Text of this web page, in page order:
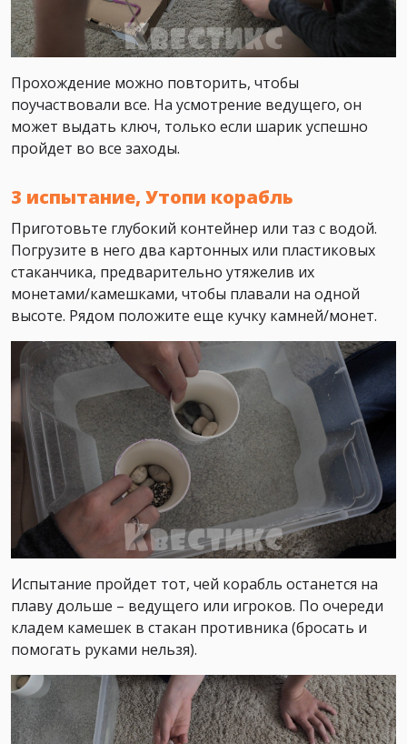
Прохождение можно повторить, чтобы
поучаствовали все. На усмотрение ведущего, он
может выдать ключ, только если шарик успешно
пройдет во все заходы.
3 испытание, Утопи корабль
Приготовьте глубокий контейнер или таз с водой.
Погрузите в него два картонных или пластиковых
стаканчика, предварительно утяжелив их
монетами/камешками, чтобы плавали на одной
высоте. Рядом положите еще кучку камней/монет.
Испытание пройдет тот, чей корабль останется на
плаву дольше – ведущего или игроков. По очереди
кладем камешек в стакан противника (бросать и
помогать руками нельзя).